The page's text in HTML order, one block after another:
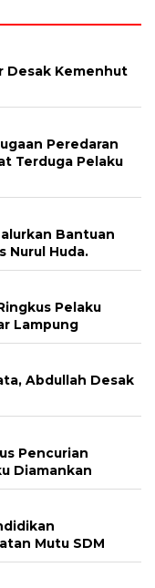
Desak Kemenhut
Peredaran
Terduga Pelaku
Bantuan
Nurul Huda.
Pelaku
Lampung
Abdullah Desak
Pencurian
Diamankan
Mutu SDM